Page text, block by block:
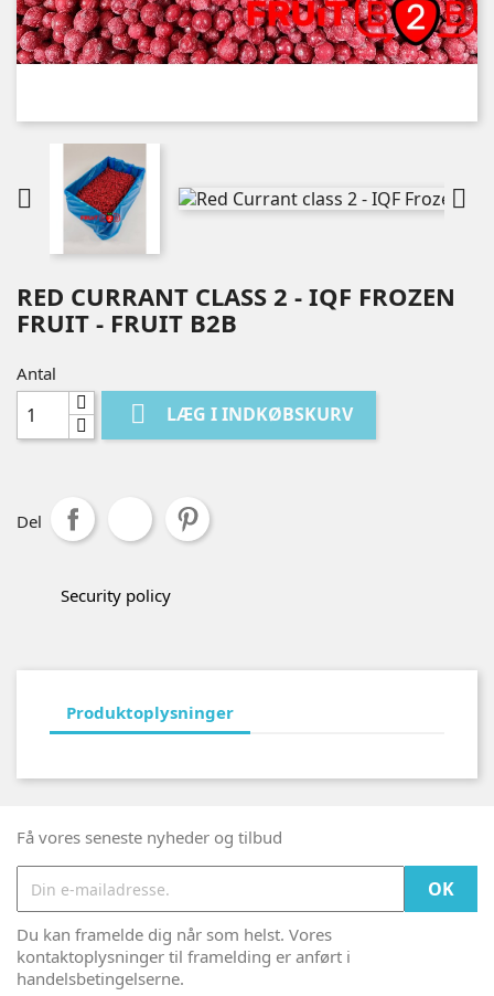
 
RED CURRANT CLASS 2 - IQF FROZEN
FRUIT - FRUIT B2B
Antal
 LÆG I INDKØBSKURV
Del
Security policy
Produktoplysninger
Få vores seneste nyheder og tilbud
Du kan framelde dig når som helst. Vores
kontaktoplysninger til framelding er anført i
handelsbetingelserne.